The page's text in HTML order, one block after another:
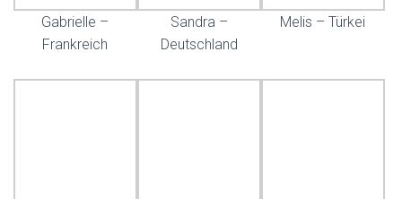
Gabrielle –
Frankreich
Sandra –
Deutschland
Melis – Türkei